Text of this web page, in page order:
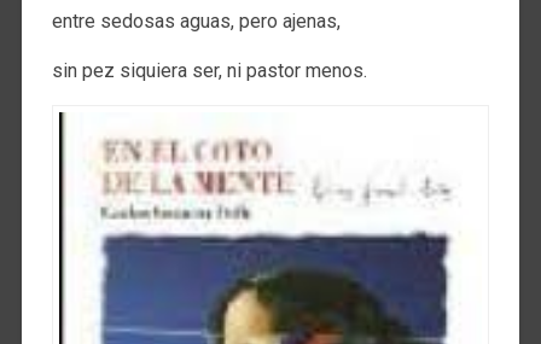
entre sedosas aguas, pero ajenas,
sin pez siquiera ser, ni pastor menos.